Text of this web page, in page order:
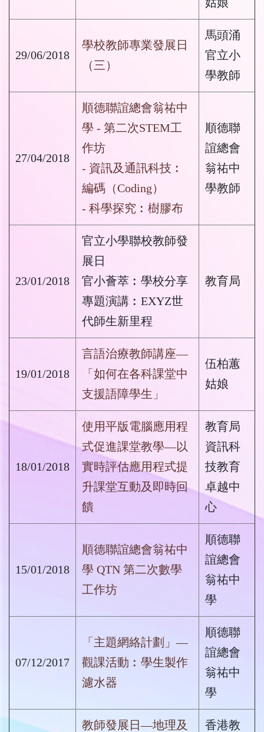
29/06/2018
學校教師專業發展日
（三）
馬頭涌
官立小
學教師
27/04/2018
順德聯誼總會翁祐中
學 - 第二次STEM工
作坊
- 資訊及通訊科技︰
編碼（Coding）
- 科學探究︰樹膠布
順德聯
誼總會
翁祐中
學教師
23/01/2018
官立小學聯校教師發
展日
官小薈萃︰學校分享
專題演講︰EXYZ世
代師生新里程
教育局
19/01/2018
言語治療教師講座—
「如何在各科課堂中
支援語障學生」
伍柏蕙
姑娘
18/01/2018
使用平版電腦應用程
式促進課堂教學—以
實時評估應用程式提
升課堂互動及即時回
饋
教育局
資訊科
技教育
卓越中
心
15/01/2018
順德聯誼總會翁祐中
學 QTN 第二次數學
工作坊
順德聯
誼總會
翁祐中
學
07/12/2017
「主題網絡計劃」—
觀課活動︰學生製作
濾水器
順德聯
誼總會
翁祐中
學
教師發展日—地理及
香港教